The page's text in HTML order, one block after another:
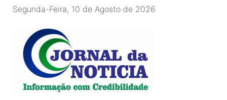
Segunda-Feira, 10 de Agosto de 2026